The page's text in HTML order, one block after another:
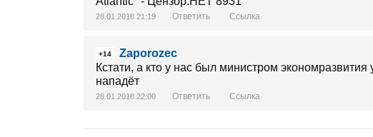
28.01.2018 21:19 Ответить Ссылка
+14
Zaporozec
Кстати, а кто у нас был министром
нападёт
28.01.2018 22:00 Ответить Ссылка